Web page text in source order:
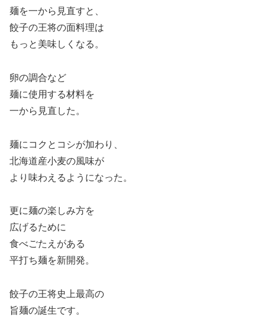
麺を一から見直すと、
餃子の王将の面料理は
もっと美味しくなる。
卵の調合など
麺に使用する材料を
一から見直した。
麺にコクとコシが加わり、
北海道産小麦の風味が
より味わえるようになった。
更に麺の楽しみ方を
広げるために
食べごたえがある
平打ち麺を新開発。
餃子の王将史上最高の
旨麺の誕生です。